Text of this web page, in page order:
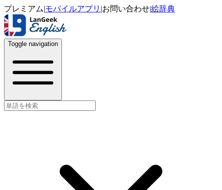
プレミアム|モバイルアプリ |お問い合わせ|絵辞典
Toggle navigation